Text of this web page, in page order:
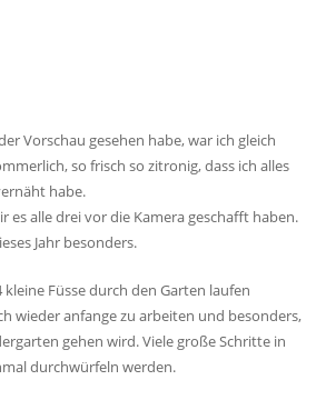
Vorschau gesehen habe, war ich gleich
so frisch so zitronig, dass ich alles
habe.
es alle drei vor die Kamera geschafft haben.
Jahr besonders.
Füsse durch den Garten laufen
wieder anfange zu arbeiten und besonders,
gehen wird. Viele große Schritte in
durchwürfeln werden.